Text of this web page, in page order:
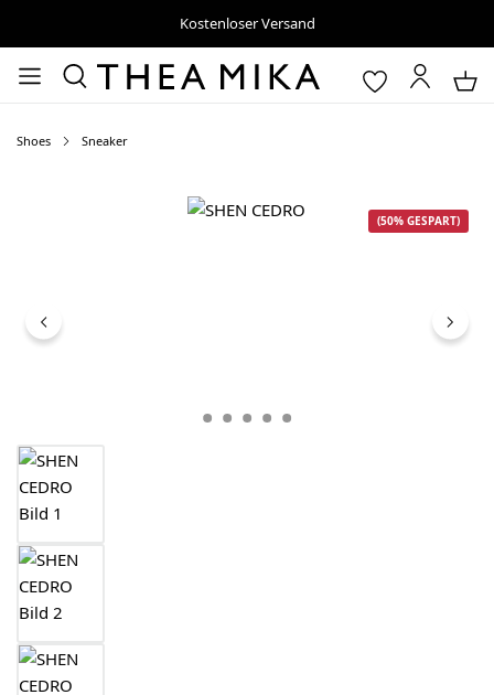
Kostenloser Versand
Shoes Sneaker
Bildergalerie überspringen
(50% GESPART)